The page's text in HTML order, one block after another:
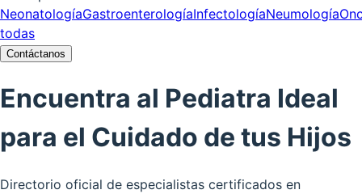
NeonatologíaGastroenterologíaInfectologíaNeumología
todas
Contáctanos
Encuentra al Pediatra Ideal
para el Cuidado de tus Hijos
Directorio oficial de especialistas certificados en